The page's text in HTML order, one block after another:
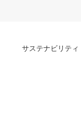
サステナビリティ